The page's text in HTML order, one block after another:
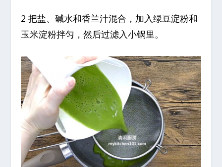
2 把盐、碱水和香兰汁混合，加入绿豆淀粉和
玉米淀粉拌匀，然后过滤入小锅里。